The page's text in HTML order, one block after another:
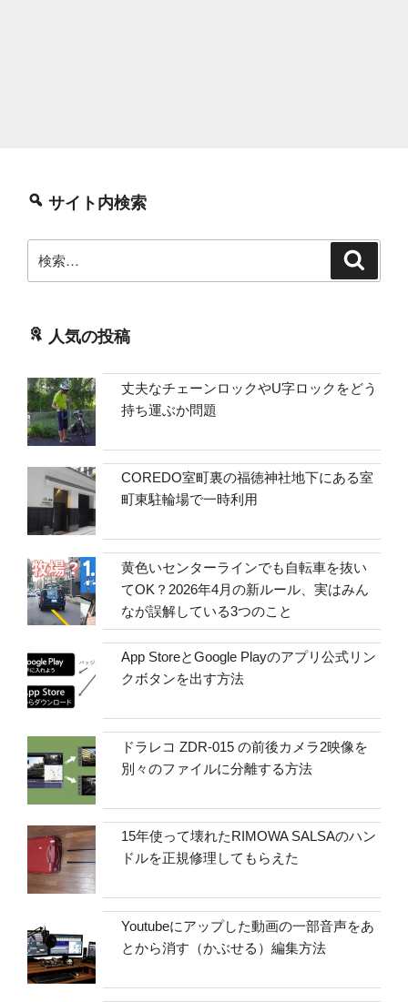
サイト内検索
索:
人気の投稿
丈夫なチェーンロックやU字ロックをどう
持ち運ぶか問題
COREDO室町裏の福徳神社地下にある室
町東駐輪場で一時利用
黄色いセンターラインでも自転車を抜い
てOK？2026年4月の新ルール、実はみん
なが誤解している3つのこと
App StoreとGoogle Playのアプリ公式リン
クボタンを出す方法
ドラレコ ZDR-015 の前後カメラ2映像を
別々のファイルに分離する方法
15年使って壊れたRIMOWA SALSAのハン
ドルを正規修理してもらえた
Youtubeにアップした動画の一部音声をあ
とから消す（かぶせる）編集方法